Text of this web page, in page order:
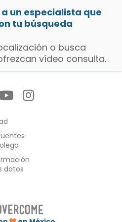
un especialista que
tu búsqueda
o busca
vídeo consulta.
datos